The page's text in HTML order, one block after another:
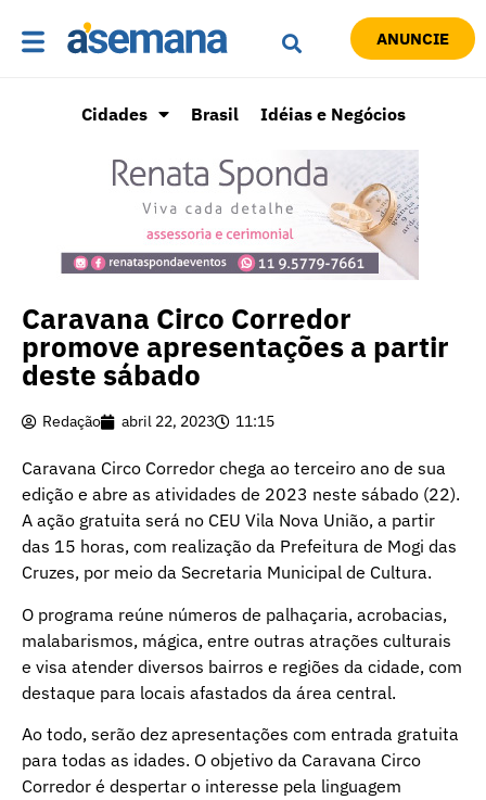
ANUNCIE
Cidades Brasil Idéias e Negócios
Caravana Circo Corredor
promove apresentações a partir
deste sábado
Redação abril 22, 2023 11:15
Caravana Circo Corredor chega ao terceiro ano de sua
edição e abre as atividades de 2023 neste sábado (22).
A ação gratuita será no CEU Vila Nova União, a partir
das 15 horas, com realização da Prefeitura de Mogi das
Cruzes, por meio da Secretaria Municipal de Cultura.
O programa reúne números de palhaçaria, acrobacias,
malabarismos, mágica, entre outras atrações culturais
e visa atender diversos bairros e regiões da cidade, com
destaque para locais afastados da área central.
Ao todo, serão dez apresentações com entrada gratuita
para todas as idades. O objetivo da Caravana Circo
Corredor é despertar o interesse pela linguagem